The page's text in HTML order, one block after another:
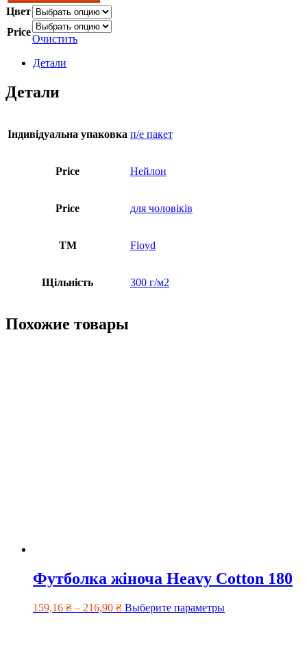
Цвет
Price
Очистить
Детали
Детали
Індивідуальна упаковка п/е пакет
Price Нейлон
Price для чоловіків
ТМ Floyd
Щільність 300 г/м2
Похожие товары
Футболка жіноча Heavy Cotton 180
159,16 ₴ – 216,90 ₴ Выберите параметры